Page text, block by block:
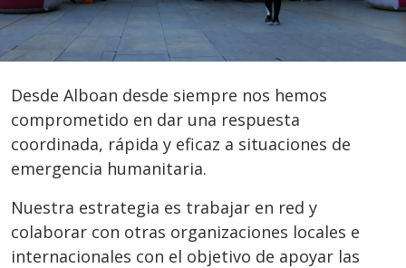
Desde Alboan desde siempre nos hemos
comprometido en dar una respuesta
coordinada, rápida y eficaz a situaciones de
emergencia humanitaria.
Nuestra estrategia es trabajar en red y
colaborar con otras organizaciones locales e
internacionales con el objetivo de apoyar las